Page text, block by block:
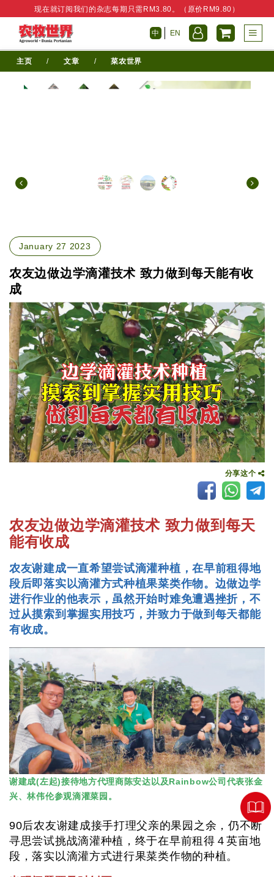
现在就订阅我们的杂志每期只需RM3.80。（原价RM9.80）
中 EN
主页 / 文章 / 菜农世界
January 27 2023
农友边做边学滴灌技术 致力做到每天能有收
成
分享这个
农友边做边学滴灌技术 致力做到每天
能有收成
农友谢建成一直希望尝试滴灌种植，在早前租得地
段后即落实以滴灌方式种植果菜类作物。边做边学
进行作业的他表示，虽然开始时难免遭遇挫折，不
过从摸索到掌握实用技巧，并致力于做到每天都能
有收成。
谢建成(左起)接待地方代理商陈安达以及Rainbow公司代表张金
兴、林伟伦参观滴灌菜园。
90后农友谢建成接手打理父亲的果园之余，仍不断
寻思尝试挑战滴灌种植，终于在早前租得４英亩地
段，落实以滴灌方式进行果菜类作物的种植。